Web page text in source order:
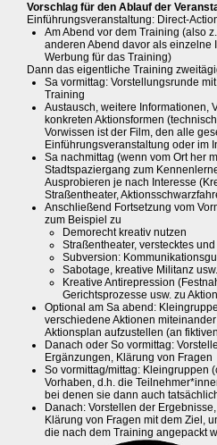
Vorschlag für den Ablauf der
Einführungsveranstaltung: Direct-
Am Abend vor dem Training (also
anderen Abend davor als einzelne
Werbung für das Training)
Dann das eigentliche Training
Sa vormittag: Vorstellungsrunde
Training
Austausch, weitere Informationen,
konkreten Aktionsformen
Vorwissen ist der Film, den alle
Einführungsveranstaltung oder im
Sa nachmittag (wenn vom Ort her
Stadtspaziergang zum
Ausprobieren je nach Interesse
Straßentheater,
Anschließend Fortsetzung vom
zum Beispiel zu
Demorecht kreativ nutzen
Straßentheater, verstecktes
Subversion:
Sabotage, kreative Militanz usw.
Kreative Antirepression
Gerichtsprozesse usw. zu
Optional am Sa abend:
verschiedene Aktionen
Aktionsplan aufzustellen (an
Danach oder So vormittag:
Ergänzungen, Klärung von Fragen
So vormittag/mittag: Kleingruppen
Vorhaben, d.h. die
bei denen sie dann auch
Danach: Vorstellen der
Klärung von Fragen mit dem Ziel,
die nach dem Training angepackt